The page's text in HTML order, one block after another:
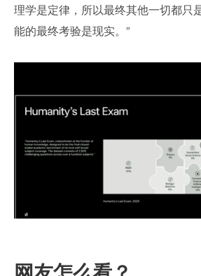
理学是定律，所以最终其他一切都
能的最终考验是现实。”